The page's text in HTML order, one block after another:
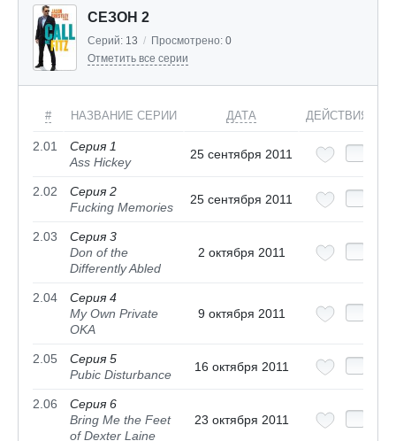
СЕЗОН 2
Серий: 13 / Просмотрено: 0
Отметить все серии
# НАЗВАНИЕ СЕРИИ ДАТА ДЕЙСТВИЯ
2.01
Серия 1
Ass Hickey
25 сентября 2011
2.02
Серия 2
Fucking Memories
25 сентября 2011
2.03
Серия 3
Don of the
Differently Abled
2 октября 2011
2.04
Серия 4
My Own Private
OKA
9 октября 2011
2.05
Серия 5
Pubic Disturbance
16 октября 2011
2.06
Серия 6
Bring Me the Feet
of Dexter Laine
23 октября 2011